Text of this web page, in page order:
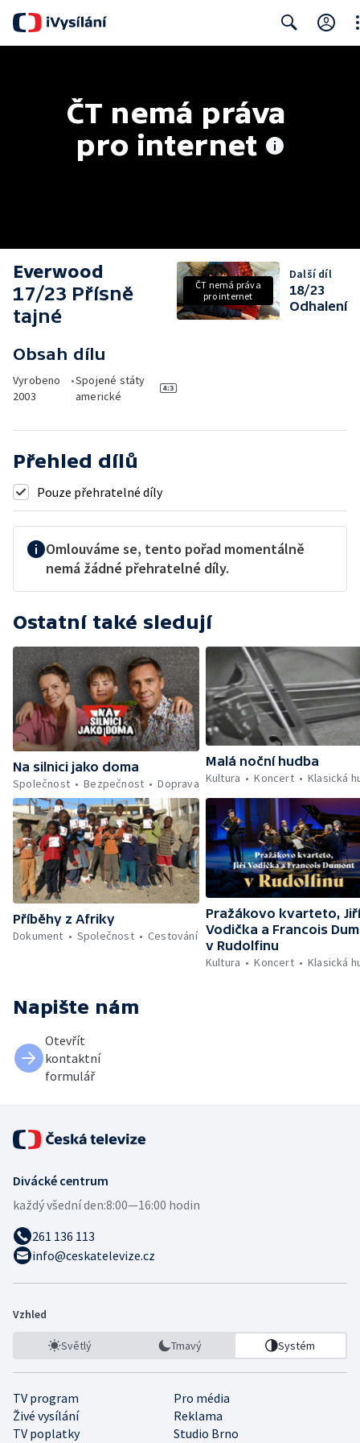
ČT nemá práva
pro internet
Everwood
17/23 Přísně
tajné
Obsah dílu
Vyrobeno
2003
•Spojené státy
americké
ČT nemá práva
pro internet
Další díl
18/23
Odhalení
Přehled dílů
Pouze přehratelné díly
Omlouváme se, tento pořad momentálně
nemá žádné přehratelné díly.
Ostatní také sledují
Na silnici jako doma
Společnost
Bezpečnost Doprava
Malá noční hudba
Kultura
Koncert Klasická
Příběhy z Afriky
Dokument
Společnost Cestování
Pražákovo kvarteto, Jiří
Vodička a Francois
v Rudolfinu
Kultura
Koncert Klasická
Napište nám
Otevřít
kontaktní
formulář
Divácké centrum
každý všední den:8:00—16:00 hodin
261 136 113
info@ceskatelevize.cz
Vzhled
Světlý Tmavý Systém
TV program
Pro média
Živé vysílání
Reklama
TV poplatky
Studio Brno